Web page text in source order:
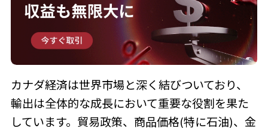
カナダ経済は世界市場と深く結びついており、
輸出は全体的な成長において重要な役割を果た
しています。貿易政策、商品価格(特に石油)、金